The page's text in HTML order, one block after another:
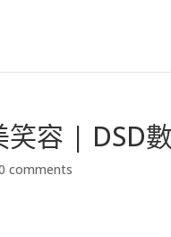
容 | DSD
comments